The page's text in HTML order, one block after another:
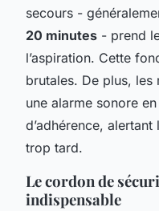
secours -
20 minutes - prend
l’aspiration. Cette
brutales. De plus, les
une alarme sonore
d’adhérence, alertant
trop tard.
Le cordon de
indispensable